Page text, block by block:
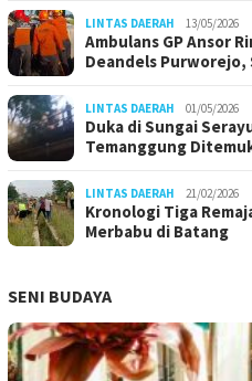
LINTAS DAERAH 13/05/2026
Ambulans GP Ansor
Deandels Purworejo,
LINTAS DAERAH 01/05/2026
Duka di Sungai
Temanggung
LINTAS DAERAH 21/02/2026
Kronologi Tiga
Merbabu di Batang
SENI BUDAYA